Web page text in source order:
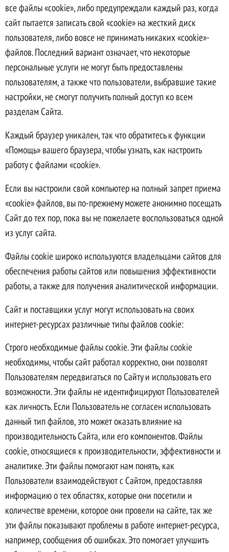
все файлы «cookie», либо предупреждали каждый раз, когда
сайт пытается записать свой «cookie» на жесткий диск
пользователя, либо вовсе не принимать никаких «cookie»-
файлов. Последний вариант означает, что некоторые
персональные услуги не могут быть предоставлены
пользователям, а также что пользователи, выбравшие такие
настройки, не смогут получить полный доступ ко всем
разделам Сайта.
Каждый браузер уникален, так что обратитесь к функции
«Помощь» вашего браузера, чтобы узнать, как настроить
работу с файлами «cookie».
Если вы настроили свой компьютер на полный запрет приема
«cookie» файлов, вы по-прежнему можете анонимно посещать
Сайт до тех пор, пока вы не пожелаете воспользоваться одной
из услуг сайта.
Файлы cookie широко используются владельцами сайтов для
обеспечения работы сайтов или повышения эффективности
работы, а также для получения аналитической информации.
Сайт и поставщики услуг могут использовать на своих
интернет-ресурсах различные типы файлов cookie:
Строго необходимые файлы cookie. Эти файлы cookie
необходимы, чтобы сайт работал корректно, они позволят
Пользователям передвигаться по Сайту и использовать его
возможности. Эти файлы не идентифицируют Пользователей
как личность. Если Пользователь не согласен использовать
данный тип файлов, это может оказать влияние на
производительность Сайта, или его компонентов. Файлы
cookie, относящиеся к производительности, эффективности и
аналитике. Эти файлы помогают нам понять, как
Пользователи взаимодействуют с Сайтом, предоставляя
информацию о тех областях, которые они посетили и
количестве времени, которое они провели на сайте, так же
эти файлы показывают проблемы в работе интернет-ресурса,
например, сообщения об ошибках. Это помогает улучшить